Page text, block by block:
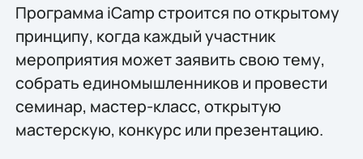
Программа iCamp строится по открытому
принципу, когда каждый участник
мероприятия может заявить свою тему,
собрать единомышленников и провести
семинар, мастер-класс, открытую
мастерскую, конкурс или презентацию.